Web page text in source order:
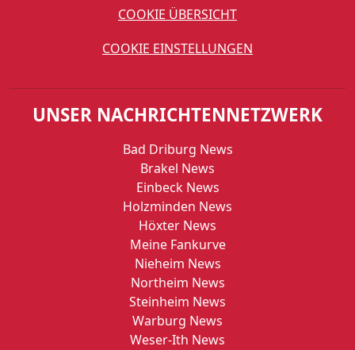
COOKIE ÜBERSICHT
COOKIE EINSTELLUNGEN
UNSER NACHRICHTENNETZWERK
Bad Driburg News
Brakel News
Einbeck News
Holzminden News
Höxter News
Meine Fankurve
Nieheim News
Northeim News
Steinheim News
Warburg News
Weser-Ith News